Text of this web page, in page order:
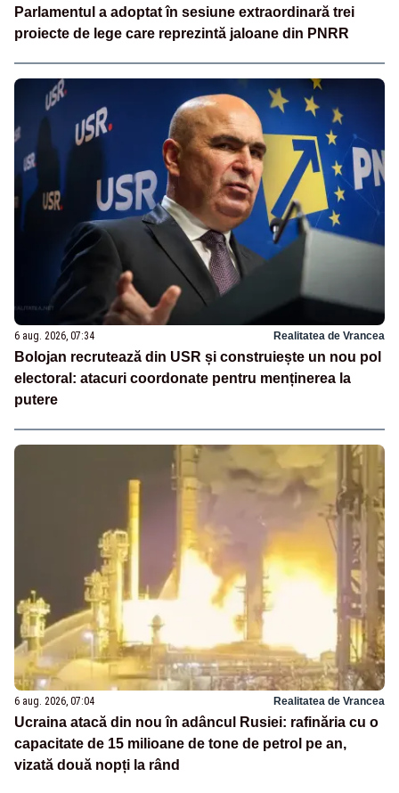
Parlamentul a adoptat în sesiune extraordinară trei
proiecte de lege care reprezintă jaloane din PNRR
6 aug. 2026, 07:34 Realitatea de Vrancea
Bolojan recrutează din USR și construiește un nou pol
electoral: atacuri coordonate pentru menținerea la
putere
6 aug. 2026, 07:04 Realitatea de Vrancea
Ucraina atacă din nou în adâncul Rusiei: rafinăria cu o
capacitate de 15 milioane de tone de petrol pe an,
vizată două nopți la rând